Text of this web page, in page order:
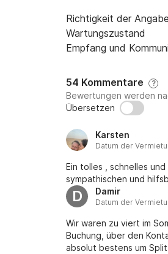
Richtigkeit der
Wartungszustand
Empfang und
54 Kommentare ?
Bewertungen werden
Übersetzen
Karsten
Datum der
Ein tolles , schnelles
sympathischen und
D Damir
Datum der
Wir waren zu viert im
Buchung, über den
absolut bestens um